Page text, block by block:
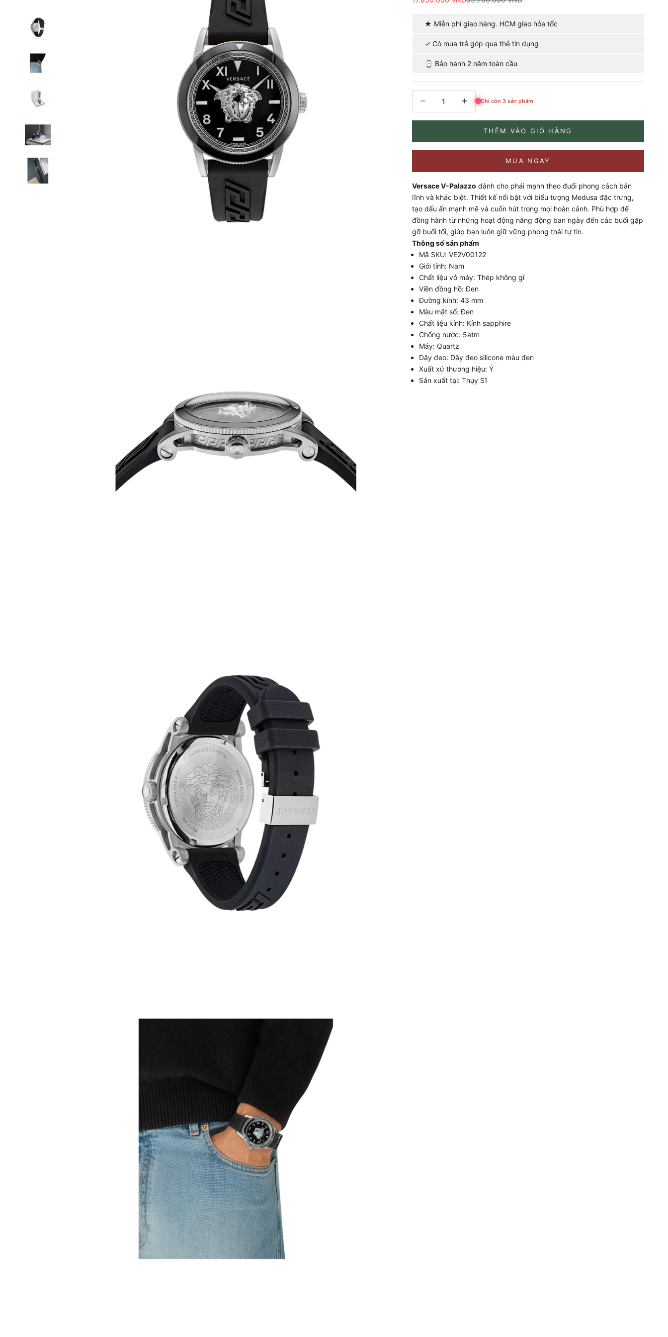
★ Miễn phí giao hàng. HCM giao hỏa tốc
✓ Có mua trả góp qua thẻ tín dụng
⌚ Bảo hành 2 năm toàn cầu
Tăng số lượng
Chỉ còn 3 sản phẩm
THÊM VÀO GIỎ HÀNG
MUA NGAY
Versace V-Palazzo dành cho phái mạnh theo đuổi phong cách bản
lĩnh và khác biệt. Thiết kế nổi bật với biểu tượng Medusa đặc trưng,
tạo dấu ấn mạnh mẽ và cuốn hút trong mọi hoàn cảnh. Phù hợp để
đồng hành từ những hoạt động năng động ban ngày đến các buổi gặp
gỡ buổi tối, giúp bạn luôn giữ vững phong thái tự tin.
Thông số sản phẩm
Mã SKU: VE2V00122
Giới tính: Nam
Chất liệu vỏ máy: Thép không gỉ
Viền đồng hồ: Đen
Đường kính: 43 mm
Màu mặt số: Đen
Chất liệu kính: Kính sapphire
Chống nước: 5atm
Máy: Quartz
Dây đeo: Dây đeo silicone màu đen
Xuất xứ thương hiệu: Ý
Sản xuất tại: Thụy Sĩ